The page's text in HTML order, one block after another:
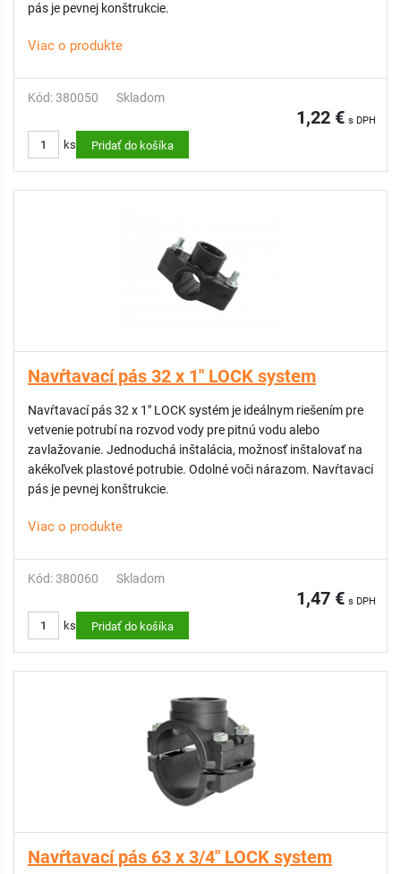
pás je pevnej konštrukcie.
Viac o produkte
Kód: 380050 Skladom
1,22 € s DPH
ks Pridať do košíka
Navŕtavací pás 32 x 1" LOCK system
Navŕtavací pás 32 x 1" LOCK systém je ideálnym riešením pre
vetvenie potrubí na rozvod vody pre pitnú vodu alebo
zavlažovanie. Jednoduchá inštalácia, možnosť inštalovať na
akékoľvek plastové potrubie. Odolné voči nárazom. Navŕtavací
pás je pevnej konštrukcie.
Viac o produkte
Kód: 380060 Skladom
1,47 € s DPH
ks Pridať do košíka
Navŕtavací pás 63 x 3/4" LOCK system